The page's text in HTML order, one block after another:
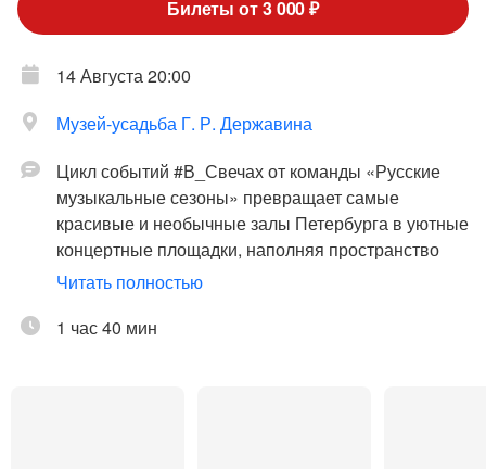
Билеты от 3 000 ₽
14 Августа 20:00
Музей-усадьба Г. Р. Державина
Цикл событий #В_Свечах от команды «Русские
музыкальные сезоны» превращает самые
красивые и необычные залы Петербурга в уютные
концертные площадки, наполняя пространство
залов тёплым светом тысячи свечей, что создаёт
музицирования.
Читать полностью
1 час 40 мин